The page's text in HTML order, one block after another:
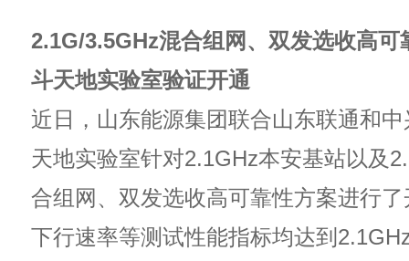
2.1G/3.5GHz混合组网、双发选收高可
斗天地实验室验证开通
近日，山东能源集团联合山东联通和
天地实验室针对2.1GHz本安基站以及
合组网、双发选收高可靠性方案进行
下行速率等测试性能指标均达到